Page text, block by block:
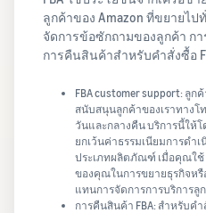
ลูกค้าของ Amazon ที่ขยายไป
จัดการข้อซักถามของลูกค้า กา
การคืนสินค้าสำหรับคำสั่งซื้อ
FBA customer support: ลู
สนับสนุนลูกค้าของเราทางโ
วันและกลางคืน บริการนี้ให้
ยกเว้นค่าธรรมเนียมการดำ
ประเภทผลิตภัณฑ์ เมื่อคุณใช้
ของคุณในการขยายธุรกิจห
แทนการจัดการการบริการลู
การคืนสินค้า FBA: สำหรับค